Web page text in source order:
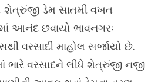
શેત્રુંજી ડેમ સાતમી વખત
આનંદ છવાયો ભાવનગરઃ
વરસાદી માહોલ સર્જાયો છે.
ભારે વરસાદને લીધે શેત્રુંજી નજી